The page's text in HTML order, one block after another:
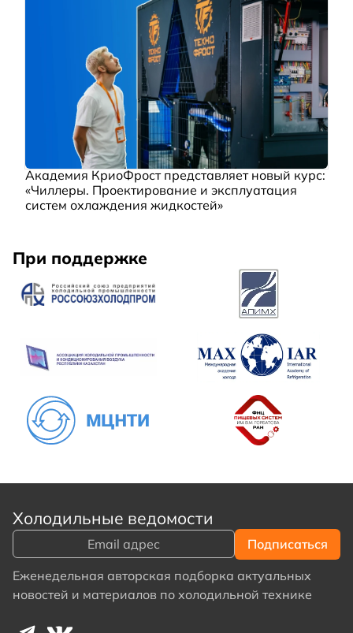
Академия КриоФрост представляет новый курс:
«Чиллеры. Проектирование и эксплуатация
систем охлаждения жидкостей»
При поддержке
Холодильные ведомости
Еженедельная авторская подборка актуальных
новостей и материалов по холодильной технике